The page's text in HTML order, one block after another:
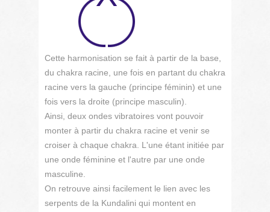
Cette harmonisation se fait à partir de la base,
du chakra racine, une fois en partant du chakra
racine vers la gauche (principe féminin) et une
fois vers la droite (principe masculin).
Ainsi, deux ondes vibratoires vont pouvoir
monter à partir du chakra racine et venir se
croiser à chaque chakra. L'une étant initiée par
une onde féminine et l'autre par une onde
masculine.
On retrouve ainsi facilement le lien avec les
serpents de la Kundalini qui montent en